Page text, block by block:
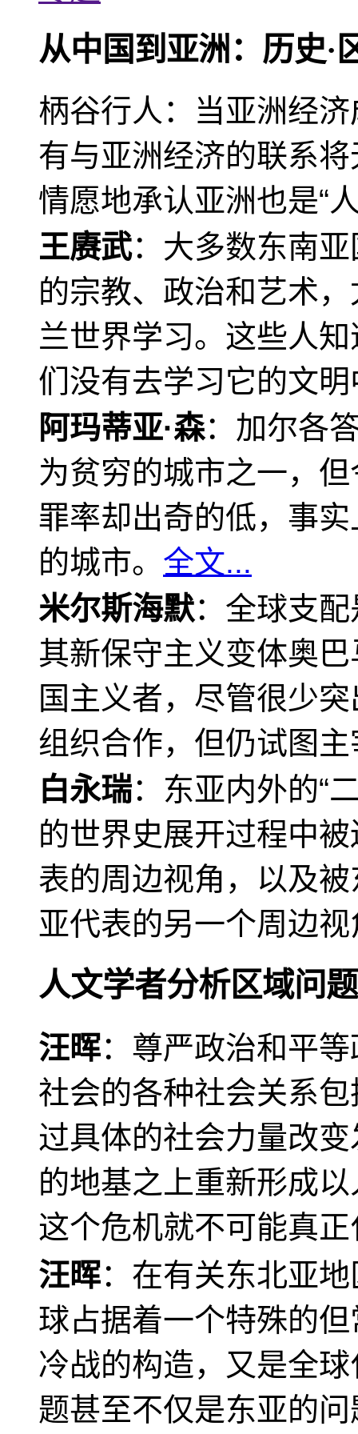
从中国到亚洲：历史·
柄谷行人：当亚洲经
有与亚洲经济的联系
情愿地承认亚洲也是“
王赓武：大多数东南
的宗教、政治和艺术
兰世界学习。这些人
们没有去学习它的文
阿玛蒂亚·森：加尔各
为贫穷的城市之一，
罪率却出奇的低，事
的城市。 全文...
米尔斯海默：全球支
其新保守主义变体奥
国主义者，尽管很少
组织合作，但仍试图
白永瑞：东亚内外的“
的世界史展开过程中
表的周边视角，以及
亚代表的另一个周边视
人文学者分析区域问题
汪晖：尊严政治和平
社会的各种社会关系
过具体的社会力量改
的地基之上重新形成
这个危机就不可能真
汪晖：在有关东北亚
球占据着一个特殊的
冷战的构造，又是全
题甚至不仅是东亚的